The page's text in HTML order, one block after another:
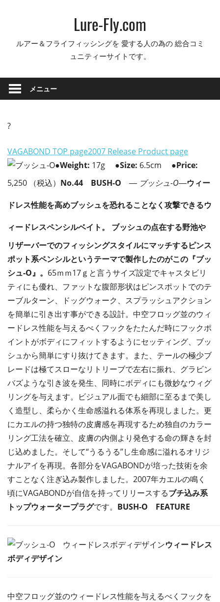
Lure-Fly.com
ルアー＆フライフィッシングを 愛する人の為の 総合コミ
ュニティーサイトです。
メニュー
?
VAGABOND TOP page2007 Release Product page
●Weight: 17g ●Size: 6.5cm ●Price:
5,250 （税込） No.44 BUSH-O ― ブッシュ-O―ウィー
ドレス性能を高めブッシュを恐れることなく攻撃できるウ
ィードレスペンシルベイト。
ブッシュの点在する野池や
リザーバーでのフィッシングスタイルにマッチするピンス
ポット系ペンシルというテーマで製作したのがこの『ブッ
シュ-O』。 65ｍｍ17ｇと言うサイズ設定でキャスタビリ
ティにも優れ、ファットな腹部形状はピンスポットでのテ
ーブルターン、ドッグウォーク、スプラッシュアクション
を簡単に引き出す事ができる設計。中空フロッグ並のウィ
ードレス性能を与えるべくフックをたたんだ時にフックポ
イントがボディにフィットするようにセッティング、ブッ
シュから簡単にすり抜けてきます。また、テールの極少ブ
レードは極てスローなリトリーブで左右に振れ、グラビン
バズような引き波を発生、同時にボディにも微妙なウィグ
リングを与えます。ビジュアル面でも細部に至るまで美し
く造型し、柔らかく生命感溢れる体系を再現しました。更
にカエルの持つ独特の皮膚感を再現するため独自のカラー
リング工法を確立、皮膚の内側より発色する命の輝きを封
じ込めました。そして“うるうる”し生命感に溢れるオリジ
ナルアイを再現。各部分をVAGABONDが培った技術を余
すことなく注ぎ込み製作しました。2007年カエルの鳴く
頃にVAGABONDが自信を持ってリリースするブチ込み系
トップウォータープラグです。 BUSH-O FEATURE
ウィードレス
ボディデザイン
中空フロッグ並のウィードレス性能を与えるべくフックを